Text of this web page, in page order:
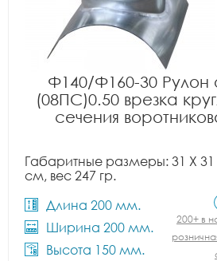
Ф140/Ф160-30 Рулон
(08ПС)0.50 врезка
сечения
Габаритные размеры: 31 X 31
см, вес 247 гр.
Длина 200 мм.
Ширина 200 мм.
Высота 150 мм.
200+ в